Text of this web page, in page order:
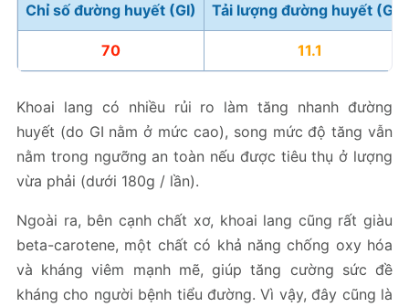
Chỉ số đường huyết (GI) Tải lượng đường huyết (GL)
70 11.1
Khoai lang có nhiều rủi ro làm tăng nhanh đường
huyết (do GI nằm ở mức cao), song mức độ tăng vẫn
nằm trong ngưỡng an toàn nếu được tiêu thụ ở lượng
vừa phải (dưới 180g / lần).
Ngoài ra, bên cạnh chất xơ, khoai lang cũng rất giàu
beta-carotene, một chất có khả năng chống oxy hóa
và kháng viêm mạnh mẽ, giúp tăng cường sức đề
kháng cho người bệnh tiểu đường. Vì vậy, đây cũng là